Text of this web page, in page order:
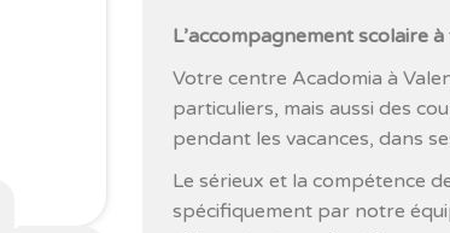
L’accompagnement scolaire
Votre centre Acadomia à
particuliers, mais aussi des
pendant les vacances, dans
Le sérieux et la compétence
spécifiquement par notre